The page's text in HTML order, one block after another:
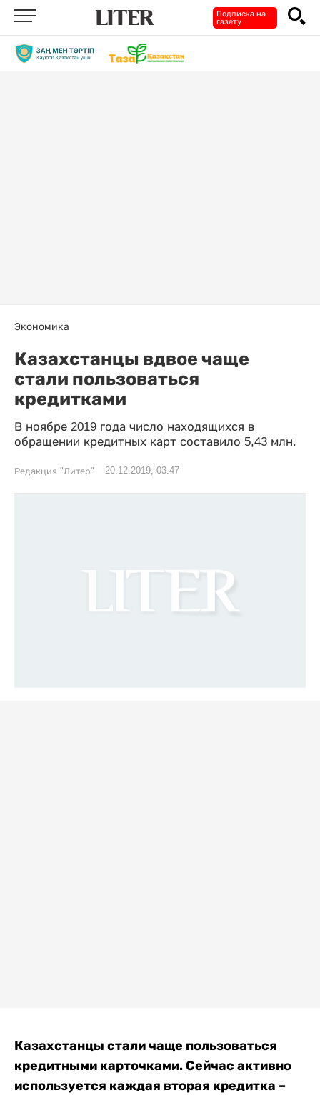
Подписка на
газету
Экономика
Казахстанцы вдвое чаще
стали пользоваться
кредитками
В ноябре 2019 года число находящихся в
обращении кредитных карт составило 5,43 млн.
Редакция "Литер" 20.12.2019, 03:47
Казахстанцы стали чаще пользоваться
кредитными карточками. Сейчас активно
используется каждая вторая кредитка –